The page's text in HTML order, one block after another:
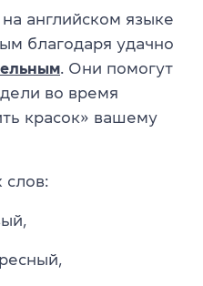
английском языке
благодаря удачно
. Они помогут
во время
красок» вашему
слов: